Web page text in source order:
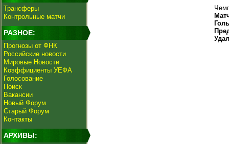
Трансферы
Контрольные матчи
РАЗНОЕ:
Прогнозы от ФНК
Российские новости
Мировые Новости
Коэффициенты УЕФА
Голосование
Поиск
Вакансии
Новый Форум
Старый Форум
Контакты
АРХИВЫ: